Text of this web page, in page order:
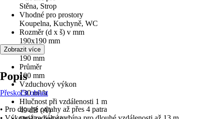
Stěna, Strop
Vhodné pro prostory
Koupelna, Kuchyně, WC
Rozměr (d x š) v mm
190x190 mm
Šířka
190 mm
Průměr
100 mm
Vzduchový výkon
130 m³/h
Hlučnost při vzdálenosti 1 m
49 dB (A)
Zobrazit více
Popis
Přeskočit oblast
• Pro dlouhé odtahy až přes 4 patra